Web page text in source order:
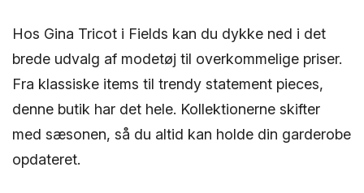
Hos Gina Tricot i Fields kan du dykke ned i det
brede udvalg af modetøj til overkommelige priser.
Fra klassiske items til trendy statement pieces,
denne butik har det hele. Kollektionerne skifter
med sæsonen, så du altid kan holde din garderobe
opdateret.